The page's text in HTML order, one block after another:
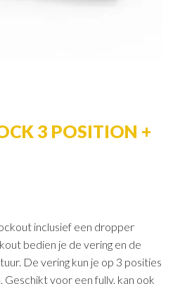
3 POSITION +
inclusief een dropper
bedien je de vering en de
De vering kun je op 3 posities
Geschikt voor een fully, kan ook